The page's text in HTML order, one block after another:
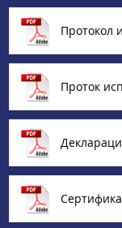
Протокол
Проток